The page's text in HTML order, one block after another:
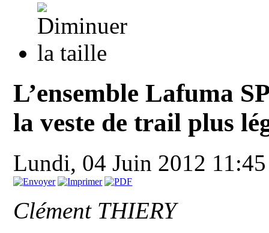
L’ensemble Lafuma
la veste de trail plus
Lundi, 04 Juin 2012
Clément THIERY